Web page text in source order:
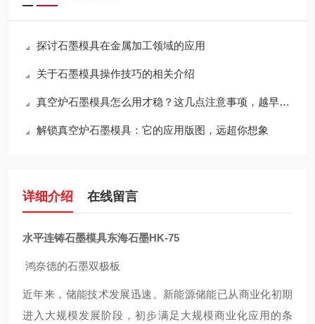
探讨石墨模具在金属加工领域的应用
关于石墨模具操作技巧的相关介绍
真空炉石墨模具怎么用才稳？这几点注意事项，越早知道越省心
解锁真空炉石墨模具：它的应用版图，远超你想象
详细介绍 在线留言
水平连铸石墨模具东海石墨HK-75
鸿奈德的石墨双极板
近年来，储能技术发展迅速。新能源储能已从商业化初期
进入大规模发展阶段，初步满足大规模商业化应用的条